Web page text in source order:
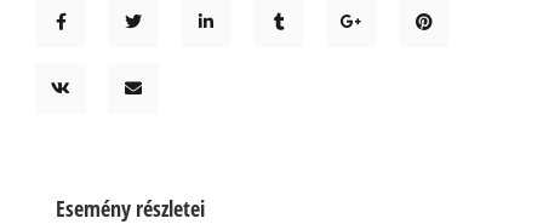
Esemény részletei